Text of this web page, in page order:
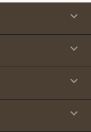



